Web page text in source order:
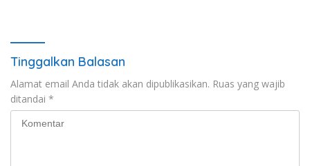
Tinggalkan Balasan
Alamat email Anda tidak akan dipublikasikan. Ruas yang wajib
ditandai *